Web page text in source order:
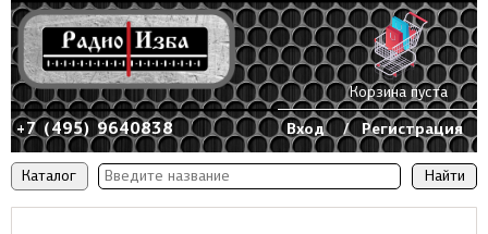
Каталог
+7 (495) 9640838 Вход / Регистрация
Корзина пуста